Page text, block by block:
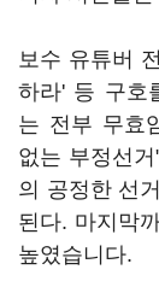
보수 유튜버
하라' 등 구호
는 전부 무효
없는 부정선
의 공정한 선
된다. 마지막
높였습니다.